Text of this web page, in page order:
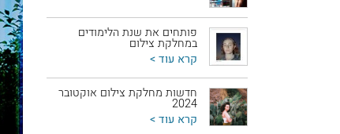
פותחים את שנת הלימודים
במחלקת צילום
קרא עוד >
חדשות מחלקת צילום אוקטובר
2024
קרא עוד >